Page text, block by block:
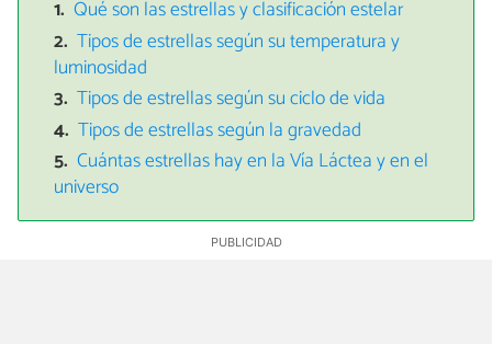
Qué son las estrellas y clasificación estelar
Tipos de estrellas según su temperatura y
luminosidad
Tipos de estrellas según su ciclo de vida
Tipos de estrellas según la gravedad
Cuántas estrellas hay en la Vía Láctea y en el
universo